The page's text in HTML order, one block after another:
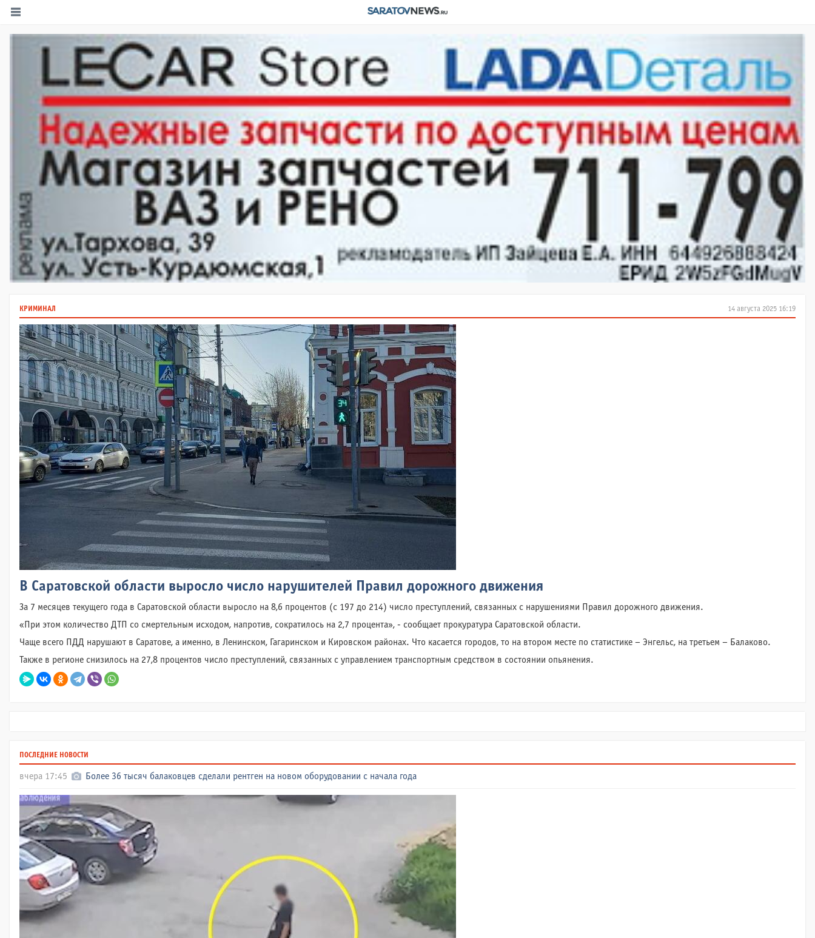
14 августа 2025 16:19
КРИМИНАЛ
В Саратовской области выросло число нарушителей Правил дорожного движения
За 7 месяцев текущего года в Саратовской области выросло на 8,6 процентов (с 197 до 214) число преступлений, связанных с нарушениями Правил дорожного движения.
«При этом количество ДТП со смертельным исходом, напротив, сократилось на 2,7 процента», - сообщает прокуратура Саратовской области.
Чаще всего ПДД нарушают в Саратове, а именно, в Ленинском, Гагаринском и Кировском районах. Что касается городов, то на втором месте по статистике – Энгельс, на третьем – Балаково.
Также в регионе снизилось на 27,8 процентов число преступлений, связанных с управлением транспортным средством в состоянии опьянения.
ПОСЛЕДНИЕ НОВОСТИ
вчера 17:45 Более 36 тысяч балаковцев сделали рентген на новом оборудовании с начала года